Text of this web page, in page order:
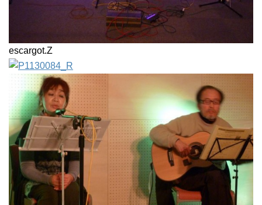
escargot.Z